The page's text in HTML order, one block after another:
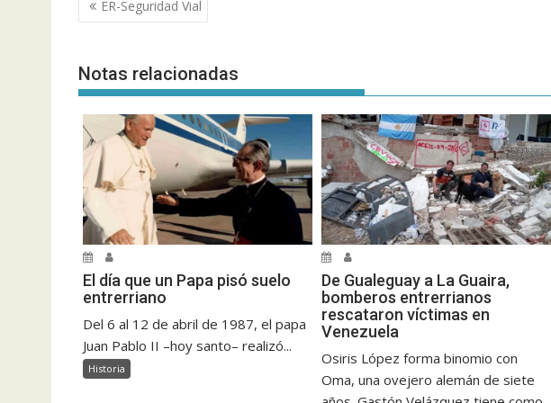
de
ER-Seguridad Vial
Notas relacionadas
El día que un Papa pisó suelo
entrerriano
Del 6 al 12 de abril de 1987, el papa
Juan Pablo II –hoy santo– realizó...
Historia
De Gualeguay a La Guaira,
bomberos entrerrianos
rescataron víctimas en
Venezuela
Osiris López forma binomio con
Oma, una ovejero alemán de siete